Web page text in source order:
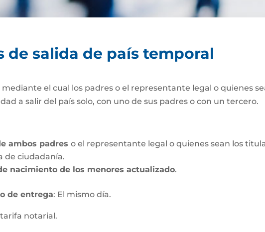
de salida de país temporal
el cual los padres o el representante legal o quienes
a salir del país solo, con uno de sus padres o con un tercero.
ambos padreso el representante legal o quienes sean los
de ciudadanía.
nacimiento de los menores actualizado.
de entrega: El mismo día.
notarial.